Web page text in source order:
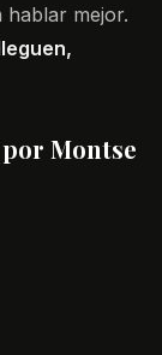
mejor.
Montse